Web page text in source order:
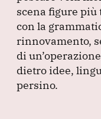
scena figure
con la
rinnovamento,
di
dietro idee,
persino.